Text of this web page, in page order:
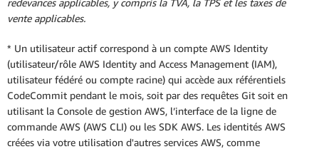
redevances applicables, y compris la TVA, la TPS et les taxes de
vente applicables.
* Un utilisateur actif correspond à un compte AWS Identity
(utilisateur/rôle AWS Identity and Access Management (IAM),
utilisateur fédéré ou compte racine) qui accède aux référentiels
CodeCommit pendant le mois, soit par des requêtes Git soit en
utilisant la Console de gestion AWS, l’interface de la ligne de
commande AWS (AWS CLI) ou les SDK AWS. Les identités AWS
créées via votre utilisation d'autres services AWS, comme